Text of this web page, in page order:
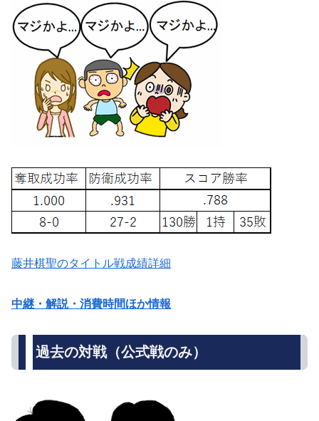
藤井棋聖のタイトル戦成績詳細
中継・解説・消費時間ほか情報
過去の対戦（公式戦のみ）